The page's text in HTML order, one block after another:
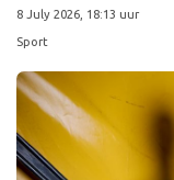
8 July 2026, 18:13 uur
Sport